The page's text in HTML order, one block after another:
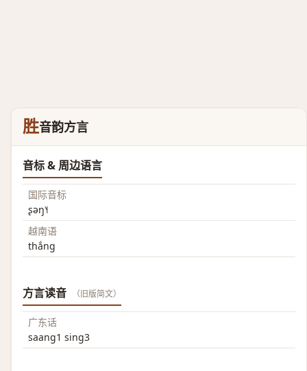
胜音韵方言
音标 & 周边语言
国际音标
ʂəŋ˥˧
越南语
thắng
方言读音 （旧版简文）
广东话
saang1 sing3